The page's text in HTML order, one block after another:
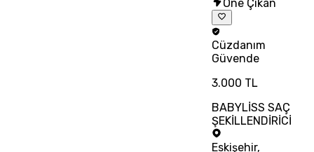
Öne Çıkan
Cüzdanım
Güvende
3.000 TL
BABYLİSS SAÇ
ŞEKİLLENDİRİCİ
Eskişehir,